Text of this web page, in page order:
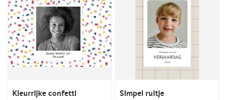
Kleurrijke confetti Simpel ruitje